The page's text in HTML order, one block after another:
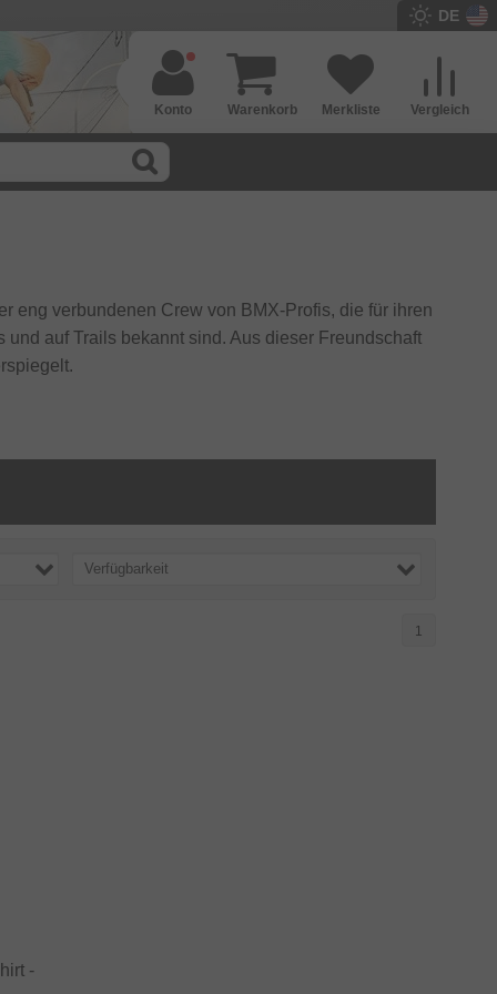
DE
Vergleich
Merkliste
Warenkorb
Konto
eng verbundenen Crew von BMX-Profis, die für ihren
auf Trails bekannt sind. Aus dieser Freundschaft
Verfügbarkeit
1
-